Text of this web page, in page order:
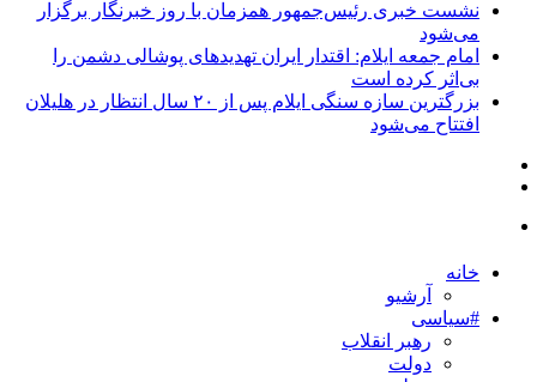
نشست خبری رئیس‌جمهور همزمان با روز خبرنگار برگزار
می‌شود
امام جمعه ایلام: اقتدار ایران تهدیدهای پوشالی دشمن را
بی‌اثر کرده است
بزرگترین سازه سنگی ایلام پس از ۲۰ سال انتظار در هلیلان
افتتاح می‌شود
خانه
آرشیو
#سیاسی
رهبر انقلاب
دولت